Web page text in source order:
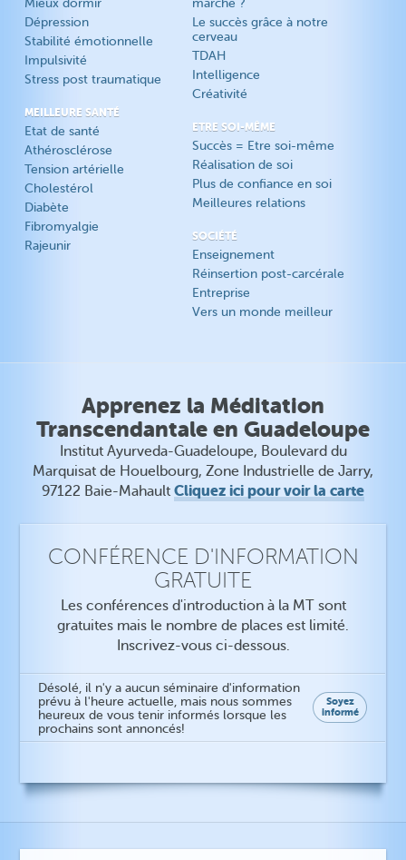
Mieux dormir
Dépression
Stabilité émotionnelle
Impulsivité
Stress post traumatique
MEILLEURE SANTÉ
Etat de santé
Athérosclérose
Tension artérielle
Cholestérol
Diabète
Fibromyalgie
Rajeunir
marche ?
Le succès grâce à notre
cerveau
TDAH
Intelligence
Créativité
ETRE SOI-MÊME
Succès = Etre soi-même
Réalisation de soi
Plus de confiance en soi
Meilleures relations
SOCIÉTÉ
Enseignement
Réinsertion post-carcérale
Entreprise
Vers un monde meilleur
Apprenez la Méditation
Transcendantale en Guadeloupe
Institut Ayurveda-Guadeloupe, Boulevard du
Marquisat de Houelbourg, Zone Industrielle de Jarry,
97122 Baie-Mahault Cliquez ici pour voir la carte
CONFÉRENCE D'INFORMATION
GRATUITE
Les conférences d'introduction à la MT sont
gratuites mais le nombre de places est limité.
Inscrivez-vous ci-dessous.
Désolé, il n'y a aucun séminaire d'information
prévu à l'heure actuelle, mais nous sommes
heureux de vous tenir informés lorsque les
prochains sont annoncés!
Soyez
informé